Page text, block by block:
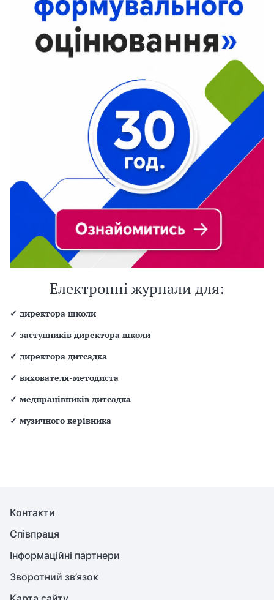
Електронні журнали для:
✓ директора школи
✓ заступників директора школи
✓ директора дитсадка
✓ вихователя-методиста
✓ медпрацівників дитсадка
✓ музичного керівника
Контакти
Співпраця
Інформаційні партнери
Зворотний зв’язок